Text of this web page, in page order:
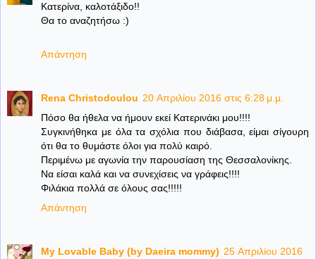
Κατερίνα, καλοτάξιδο!!
Θα το αναζητήσω :)
Απάντηση
Rena Christodoulou 20 Απριλίου 2016 στις 6:28 μ.μ.
Πόσο θα ήθελα να ήμουν εκεί Κατερινάκι μου!!!!
Συγκινήθηκα με όλα τα σχόλια που διάβασα, είμαι σίγουρη
ότι θα το θυμάστε όλοι για πολύ καιρό.
Περιμένω με αγωνία την παρουσίαση της Θεσσαλονίκης.
Να είσαι καλά και να συνεχίσεις να γράφεις!!!!
Φιλάκια πολλά σε όλους σας!!!!!
Απάντηση
My Lovable Baby (by Daeira mommy) 25 Απριλίου 2016